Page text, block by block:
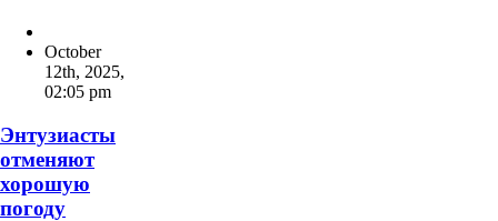
October
12th, 2025,
02:05 pm
Энтузиасты
отменяют
хорошую
погоду